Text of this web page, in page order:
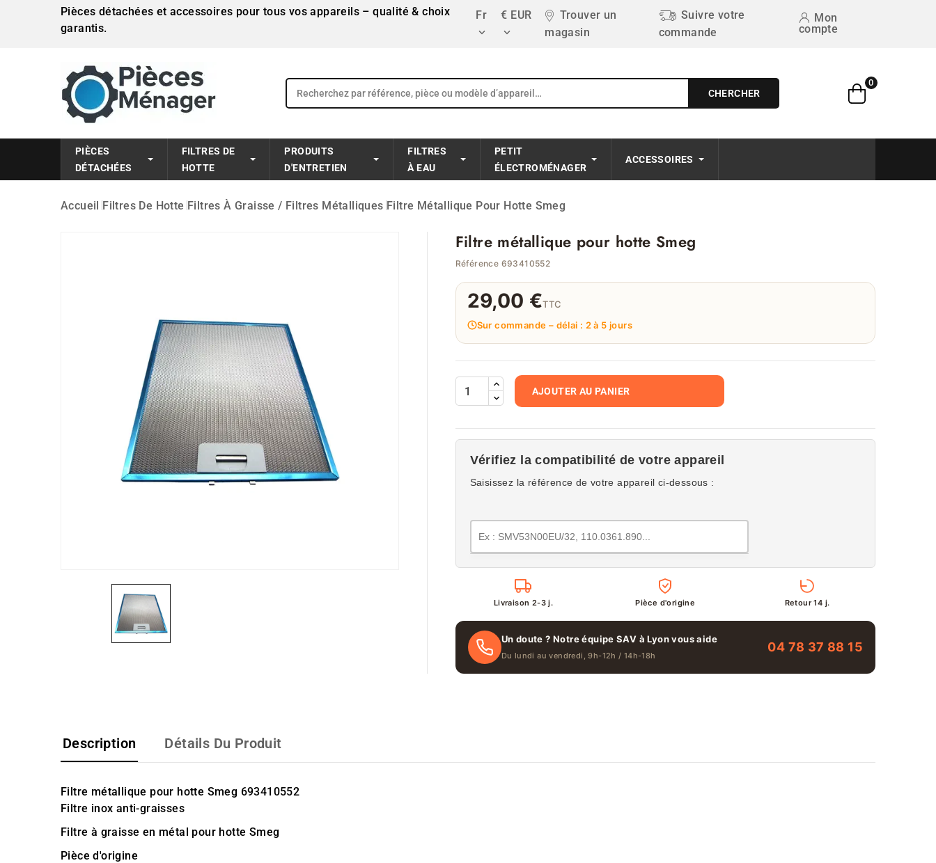
Pièces détachées et accessoires pour tous vos appareils – qualité & choix
garantis.
Fr

€ EUR

Trouver un
magasin
Suivre votre
commande
Mon
compte
CHERCHER
0
PIÈCES
DÉTACHÉES
FILTRES DE
HOTTE
PRODUITS
D'ENTRETIEN
FILTRES
À EAU
PETIT
ÉLECTROMÉNAGER
ACCESSOIRES
Accueil Filtres De Hotte Filtres À Graisse / Filtres Métalliques Filtre Métallique Pour Hotte Smeg
Filtre métallique pour hotte Smeg
Référence 693410552
29,00 €TTC
Sur commande – délai : 2 à 5 jours
AJOUTER AU PANIER
Vérifiez la compatibilité de votre appareil
Saisissez la référence de votre appareil ci-dessous :
Livraison 2-3 j. Pièce d'origine Retour 14 j.
Un doute ? Notre équipe SAV à Lyon vous aide
Du lundi au vendredi, 9h-12h / 14h-18h
04 78 37 88 15
Description Détails Du Produit
Filtre métallique pour hotte Smeg 693410552
Filtre inox anti-graisses
Filtre à graisse en métal pour hotte Smeg
Pièce d'origine